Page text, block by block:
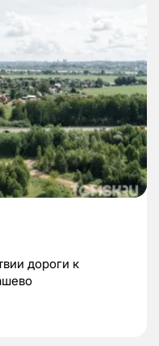
дороги к